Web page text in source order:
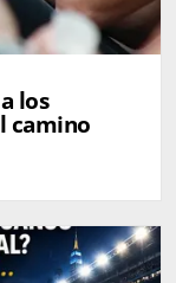
los
camino